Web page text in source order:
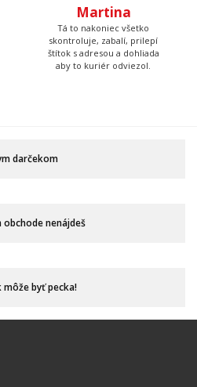
Martina
Tá to nakoniec všetko
skontroluje, zabalí, prilepí
štítok s adresou a dohliada
aby to kuriér odviezol.
darčekom
obchode nenájdeš
môže byť pecka!